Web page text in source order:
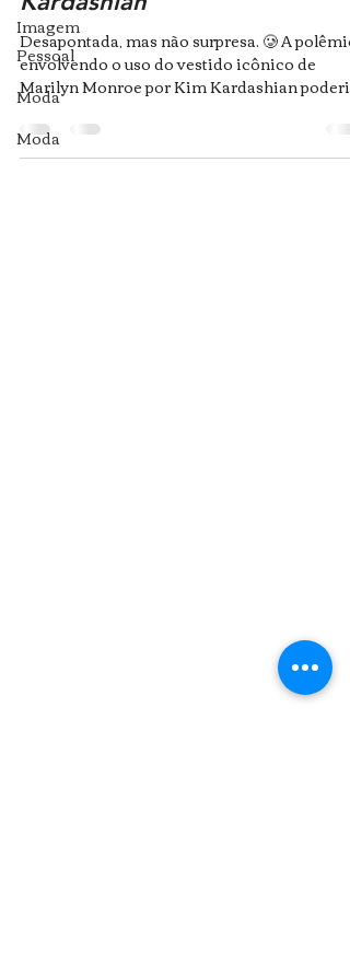
Imagem
Pessoal
Moda
Moda
Desapontada, mas não surpresa. 🥲 A polêmica
envolvendo o uso do vestido icônico de
Marilyn Monroe por Kim Kardashian poderia
ter parado...